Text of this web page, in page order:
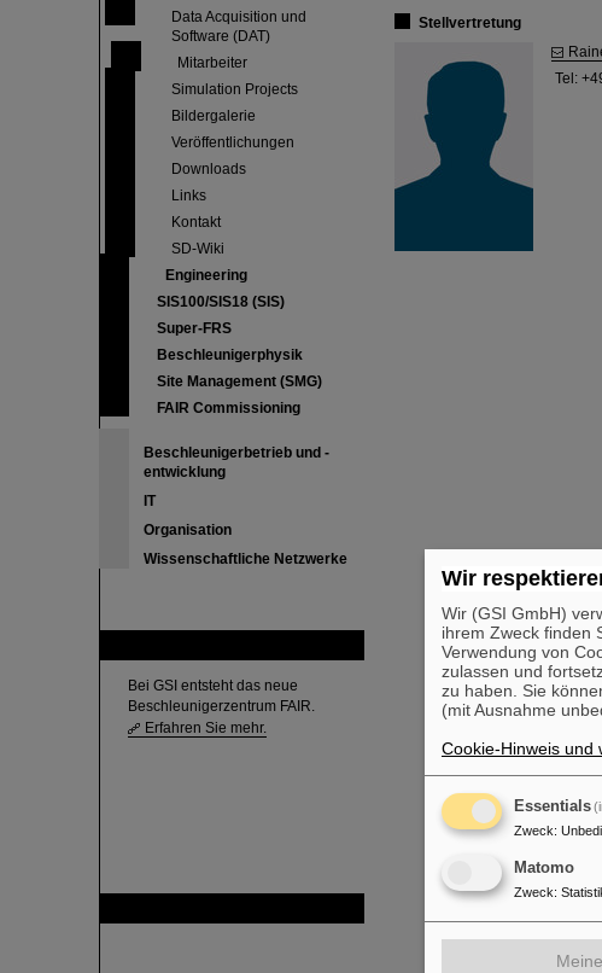
Data Acquisition und
Software (DAT)
Mitarbeiter
Simulation Projects
Bildergalerie
Veröffentlichungen
Downloads
Links
Kontakt
SD-Wiki
Engineering
SIS100/SIS18 (SIS)
Super-FRS
Beschleunigerphysik
Site Management (SMG)
FAIR Commissioning
Beschleunigerbetrieb und -
entwicklung
IT
Organisation
Wissenschaftliche Netzwerke
Bei GSI entsteht das neue
Beschleunigerzentrum FAIR.
Erfahren Sie mehr.
Stellvertretung
Tel:
Wir
Wir (GSI GmbH)
ihrem Zweck finden
Verwendung von
zulassen und
zu haben. Sie
(mit Ausnahme
Cookie-Hinweis und
Essentials
Zweck:
Matomo
Zweck: